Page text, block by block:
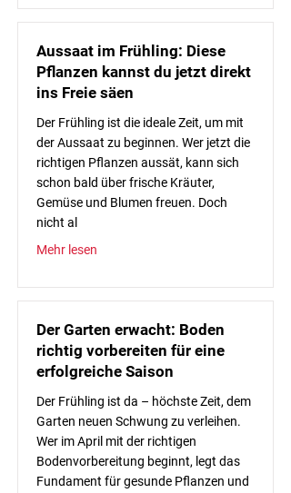
Aussaat im Frühling: Diese
Pflanzen kannst du jetzt direkt
ins Freie säen
Der Frühling ist die ideale Zeit, um mit
der Aussaat zu beginnen. Wer jetzt die
richtigen Pflanzen aussät, kann sich
schon bald über frische Kräuter,
Gemüse und Blumen freuen. Doch
nicht al
Mehr lesen
Der Garten erwacht: Boden
richtig vorbereiten für eine
erfolgreiche Saison
Der Frühling ist da – höchste Zeit, dem
Garten neuen Schwung zu verleihen.
Wer im April mit der richtigen
Bodenvorbereitung beginnt, legt das
Fundament für gesunde Pflanzen und